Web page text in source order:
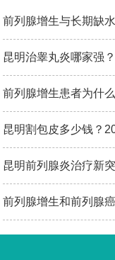
前列腺增生与长期缺
昆明治睾丸炎哪家强
前列腺增生患者为什
昆明割包皮多少钱？
昆明前列腺炎治疗新
不复发
前列腺增生和前列腺